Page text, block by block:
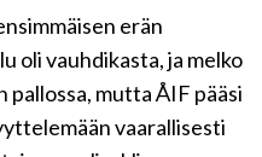
erän
oli vauhdikasta, ja melko
pallossa, mutta ÅIF pääsi
vaarallisesti